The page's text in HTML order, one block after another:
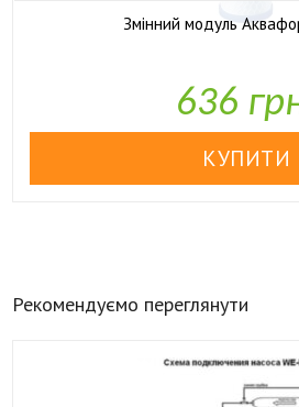
Змінний модуль
636
Рекомендуємо переглянути